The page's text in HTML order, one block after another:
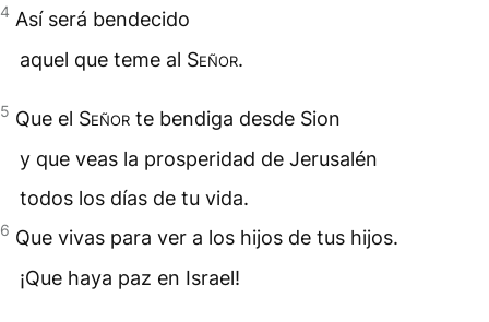
4 Así será bendecido
aquel que teme al Señor.
5 Que el Señor te bendiga desde Sion
y que veas la prosperidad de Jerusalén
todos los días de tu vida.
6 Que vivas para ver a los hijos de tus hijos.
¡Que haya paz en Israel!